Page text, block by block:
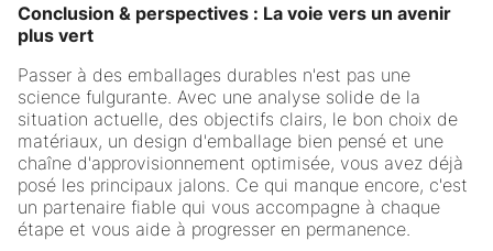
Conclusion & perspectives : La voie vers un avenir
plus vert
Passer à des emballages durables n'est pas une
science fulgurante. Avec une analyse solide de la
situation actuelle, des objectifs clairs, le bon choix de
matériaux, un design d'emballage bien pensé et une
chaîne d'approvisionnement optimisée, vous avez déjà
posé les principaux jalons. Ce qui manque encore, c'est
un partenaire fiable qui vous accompagne à chaque
étape et vous aide à progresser en permanence.